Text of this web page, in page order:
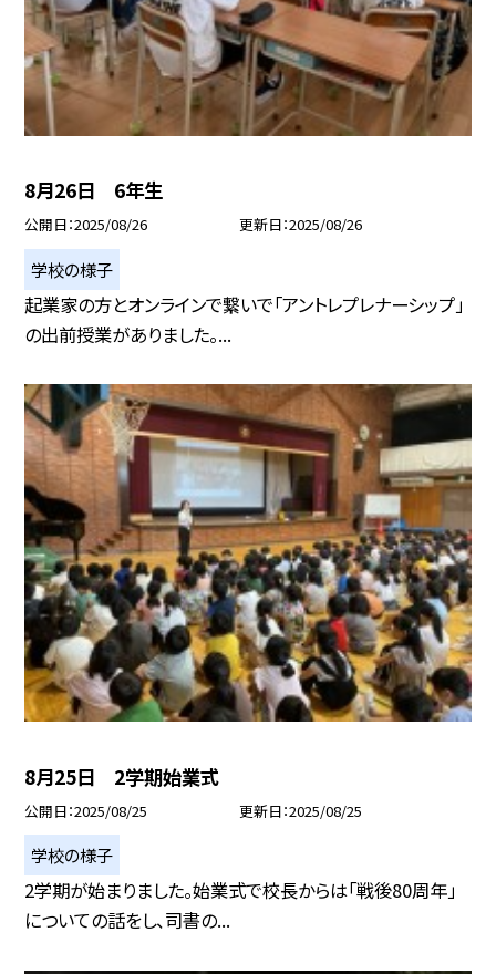
8月26日 6年生
公開日 2025/08/26 更新日 2025/08/26
学校の様子
起業家の方とオンラインで繋いで「アントレプレナーシップ」
の出前授業がありました。...
8月25日 2学期始業式
公開日 2025/08/25 更新日 2025/08/25
学校の様子
2学期が始まりました。始業式で校長からは「戦後80周年」
についての話をし、司書の...